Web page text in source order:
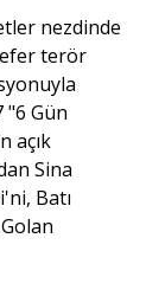
nezdinde
terör
Gün
açık
Sina
Batı